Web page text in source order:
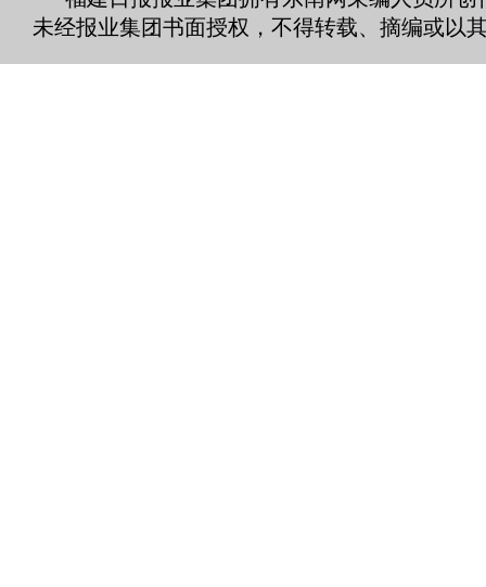
未经报业集团书面授权，不得转载、摘编或以